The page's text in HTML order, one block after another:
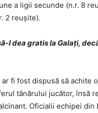
a ligii secunde (n.r. 8
2 reușite).
l dea gratis la Galați,
ar fi fost dispusă să achite
tânărului jucător, însă
Oficialii echipei din